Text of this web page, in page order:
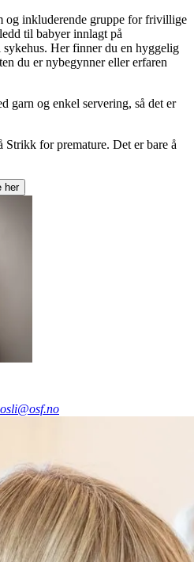
og inkluderende gruppe for frivillige
til babyer innlagt på
Her finner du en hyggelig
du er nybegynner eller erfaren
garn og enkel servering, så det er
Strikk for premature. Det er bare å
her